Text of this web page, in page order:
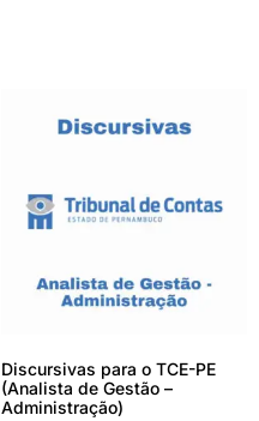
Discursivas para o TCE-PE
(Analista de Gestão –
Administração)